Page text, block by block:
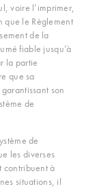
voire l’imprimer,
que le Règlement
de la
fiable jusqu’à
la partie
que sa
son
de
de
les diverses
contribuent à
situations, il